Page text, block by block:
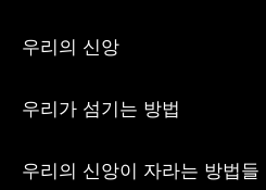
우리의 신앙
우리가 섬기는 방법
우리의 신앙이 자라는 방법들